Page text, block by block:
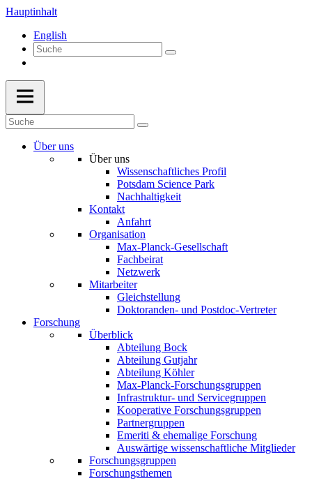
Hauptinhalt
English
Über uns
Über uns
Wissenschaftliches Profil
Potsdam Science Park
Nachhaltigkeit
Kontakt
Anfahrt
Organisation
Max-Planck-Gesellschaft
Fachbeirat
Netzwerk
Mitarbeiter
Gleichstellung
Doktoranden- und Postdoc-Vertreter
Forschung
Überblick
Abteilung Bock
Abteilung Gutjahr
Abteilung Köhler
Max-Planck-Forschungsgruppen
Infrastruktur- und Servicegruppen
Kooperative Forschungsgruppen
Partnergruppen
Emeriti & ehemalige Forschung
Auswärtige wissenschaftliche Mitglieder
Forschungsgruppen
Forschungsthemen